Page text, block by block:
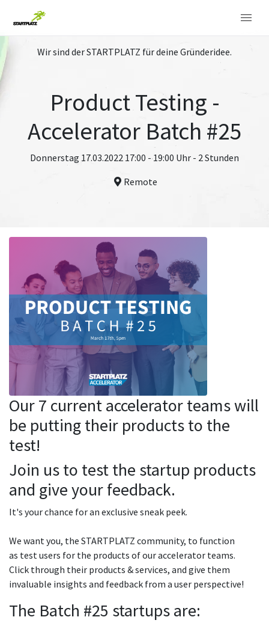
Wir sind der STARTPLATZ für deine Gründeridee.
Product Testing -
Accelerator Batch #25
Donnerstag 17.03.2022 17:00 - 19:00 Uhr - 2 Stunden
Remote
Our 7 current accelerator teams will
be putting their products to the
test!
Join us to test the startup products
and give your feedback.
It's your chance for an exclusive sneak peek.
We want you, the STARTPLATZ community, to function
as test users for the products of our accelerator teams.
Click through their products & services, and give them
invaluable insights and feedback from a user perspective!
The Batch #25 startups are: